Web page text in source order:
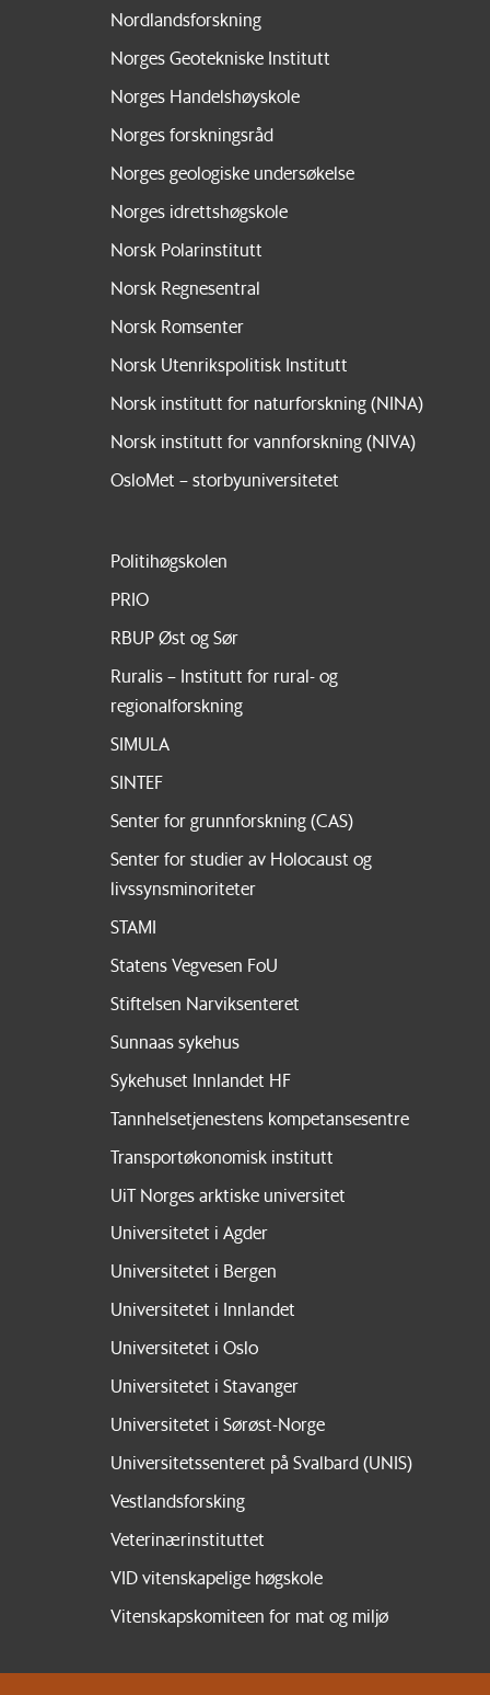
Nordlandsforskning
Norges Geotekniske Institutt
Norges Handelshøyskole
Norges forskningsråd
Norges geologiske undersøkelse
Norges idrettshøgskole
Norsk Polarinstitutt
Norsk Regnesentral
Norsk Romsenter
Norsk Utenrikspolitisk Institutt
Norsk institutt for naturforskning (NINA)
Norsk institutt for vannforskning (NIVA)
OsloMet – storbyuniversitetet
Politihøgskolen
PRIO
RBUP Øst og Sør
Ruralis – Institutt for rural- og
regionalforskning
SIMULA
SINTEF
Senter for grunnforskning (CAS)
Senter for studier av Holocaust og
livssynsminoriteter
STAMI
Statens Vegvesen FoU
Stiftelsen Narviksenteret
Sunnaas sykehus
Sykehuset Innlandet HF
Tannhelsetjenestens kompetansesentre
Transportøkonomisk institutt
UiT Norges arktiske universitet
Universitetet i Agder
Universitetet i Bergen
Universitetet i Innlandet
Universitetet i Oslo
Universitetet i Stavanger
Universitetet i Sørøst-Norge
Universitetssenteret på Svalbard (UNIS)
Vestlandsforsking
Veterinærinstituttet
VID vitenskapelige høgskole
Vitenskapskomiteen for mat og miljø